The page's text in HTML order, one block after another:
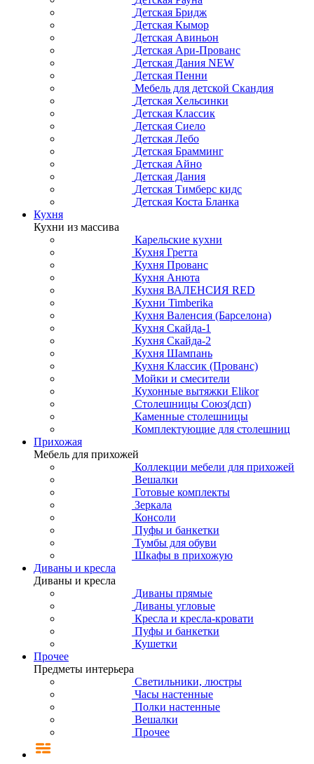
Детская Бридж
Детская Кымор
Детская Авиньон
Детская Ари-Прованс
Детская Дания NEW
Детская Пенни
Мебель для детской Скандия
Детская Хельсинки
Детская Классик
Детская Сиело
Детская Лебо
Детская Брамминг
Детская Айно
Детская Дания
Детская Тимберс кидс
Детская Коста Бланка
Кухня
Кухни из массива
Карельские кухни
Кухня Гретта
Кухня Прованс
Кухня Анюта
Кухня ВАЛЕНСИЯ RED
Кухни Timberika
Кухня Валенсия (Барселона)
Кухня Скайда-1
Кухня Скайда-2
Кухня Шампань
Кухня Классик (Прованс)
Мойки и смесители
Кухонные вытяжки Elikor
Столешницы Союз(дсп)
Каменные столешницы
Комплектующие для столешниц
Прихожая
Мебель для прихожей
Коллекции мебели для прихожей
Вешалки
Готовые комплекты
Зеркала
Консоли
Пуфы и банкетки
Тумбы для обуви
Шкафы в прихожую
Диваны и кресла
Диваны и кресла
Диваны прямые
Диваны угловые
Кресла и кресла-кровати
Пуфы и банкетки
Кушетки
Прочее
Предметы интерьера
Светильники, люстры
Часы настенные
Полки настенные
Вешалки
Прочее